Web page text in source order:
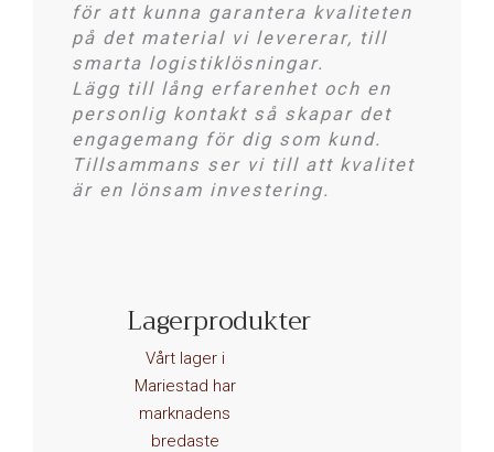
... att göra affärer med Stålgross.
för att kunna garantera kvaliteten
på det material vi levererar, till
smarta logistiklösningar.
Lägg till lång erfarenhet och en
personlig kontakt så skapar det
engagemang för dig som kund.
Tillsammans ser vi till att kvalitet
är en lönsam investering.
Lagerprodukter
Vårt lager i
Mariestad har
marknadens
bredaste